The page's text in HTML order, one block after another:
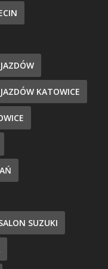
KATOWICE
SUZUKI